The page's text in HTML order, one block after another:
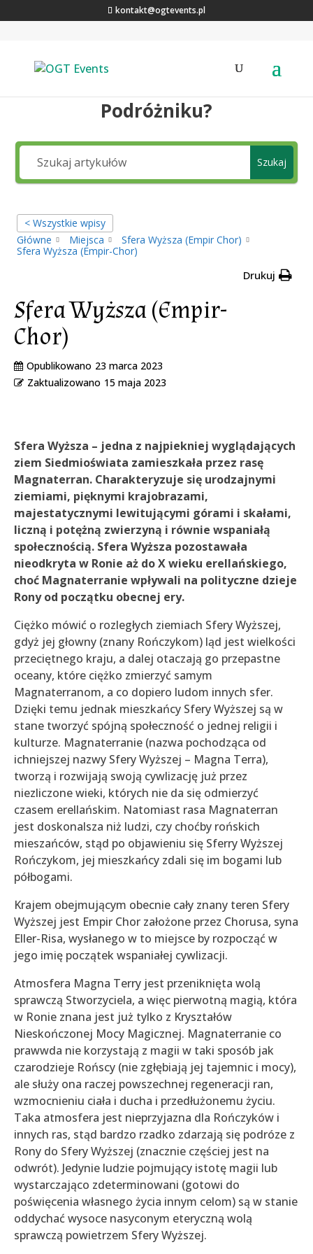
kontakt@ogtevents.pl
Podróżniku?
Szukaj
< Wszystkie wpisy
Główne
Miejsca
Sfera Wyższa (Empir Chor)
Sfera Wyższa (Empir-Chor)
Drukuj
Sfera Wyższa (Empir-
Chor)
Opublikowano 23 marca 2023
Zaktualizowano 15 maja 2023
Sfera Wyższa – jedna z najpiekniej wyglądających
ziem Siedmioświata zamieszkała przez rasę
Magnaterran. Charakteryzuje się urodzajnymi
ziemiami, pięknymi krajobrazami,
majestatycznymi lewitującymi górami i skałami,
liczną i potężną zwierzyną i równie wspaniałą
społecznością. Sfera Wyższa pozostawała
nieodkryta w Ronie aż do X wieku erellańskiego,
choć Magnaterranie wpływali na polityczne dzieje
Rony od początku obecnej ery.
Ciężko mówić o rozległych ziemiach Sfery Wyższej,
gdyż jej głowny (znany Rończykom) ląd jest wielkości
przeciętnego kraju, a dalej otaczają go przepastne
oceany, które ciężko zmierzyć samym
Magnaterranom, a co dopiero ludom innych sfer.
Dzięki temu jednak mieszkańcy Sfery Wyższej są w
stane tworzyć spójną społeczność o jednej religii i
kulturze. Magnaterranie (nazwa pochodząca od
ichniejszej nazwy Sfery Wyższej – Magna Terra),
tworzą i rozwijają swoją cywlizację już przez
niezliczone wieki, których nie da się odmierzyć
czasem erellańskim. Natomiast rasa Magnaterran
jest doskonalsza niż ludzi, czy choćby rońskich
mieszańców, stąd po objawieniu się Sferry Wyższej
Rończykom, jej mieszkańcy zdali się im bogami lub
półbogami.
Krajem obejmującym obecnie cały znany teren Sfery
Wyższej jest Empir Chor założone przez Chorusa, syna
Eller-Risa, wysłanego w to miejsce by rozpocząć w
jego imię początek wspaniałej cywlizacji.
Atmosfera Magna Terry jest przeniknięta wolą
sprawczą Stworzyciela, a więc pierwotną magią, która
w Ronie znana jest już tylko z Kryształów
Nieskończonej Mocy Magicznej. Magnaterranie co
prawwda nie korzystają z magii w taki sposób jak
czarodzieje Rońscy (nie zgłębiają jej tajemnic i mocy),
ale służy ona raczej powszechnej regeneracji ran,
wzmocnieniu ciała i ducha i przedłużonemu życiu.
Taka atmosfera jest nieprzyjazna dla Rończyków i
innych ras, stąd bardzo rzadko zdarzają się podróze z
Rony do Sfery Wyższej (znacznie częściej jest na
odwrót). Jedynie ludzie pojmujący istotę magii lub
wystarczająco zdeterminowani (gotowi do
poświęcenia własnego życia innym celom) są w stanie
oddychać wysoce nasyconym eteryczną wolą
sprawczą powietrzem Sfery Wyższej.